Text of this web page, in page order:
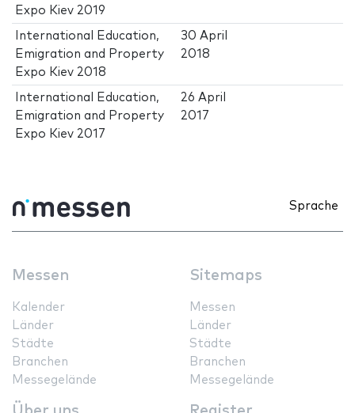
Expo Kiev 2019
International Education,
Emigration and Property
Expo Kiev 2018
30 April
2018
International Education,
Emigration and Property
Expo Kiev 2017
26 April
2017
Sprache
Messen
Kalender
Länder
Städte
Branchen
Messegelände
Sitemaps
Messen
Länder
Städte
Branchen
Messegelände